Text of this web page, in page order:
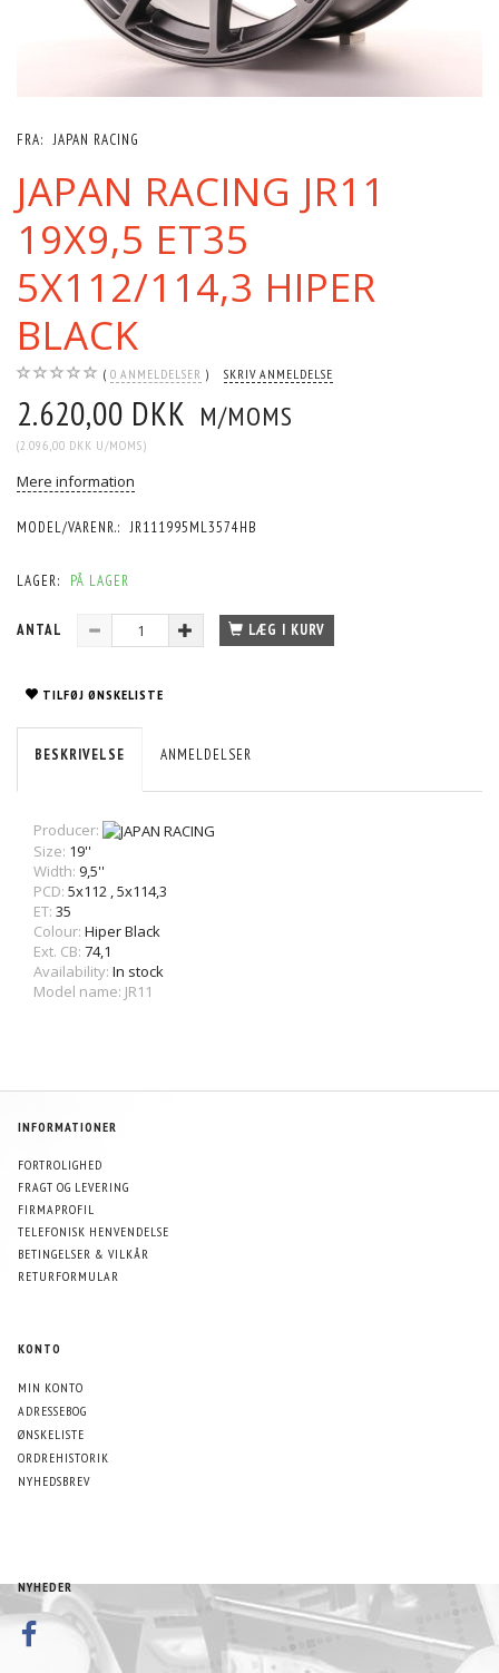
FRA: JAPAN RACING
JAPAN RACING JR11
19X9,5 ET35
5X112/114,3 HIPER
BLACK
0 ANMELDELSER SKRIV ANMELDELSE
2.620,00 DKK M/MOMS
(2.096,00 DKK U/MOMS)
Mere information
MODEL/VARENR.: JR111995ML3574HB
LAGER: PÅ LAGER
ANTAL LÆG I KURV
TILFØJ ØNSKELISTE
BESKRIVELSE ANMELDELSER
Producer:
Size: 19''
Width: 9,5''
PCD: 5x112 ,5x114,3
ET: 35
Colour: Hiper Black
Ext. CB: 74,1
Availability: In stock
Model name: JR11
INFORMATIONER
FORTROLIGHED
FRAGT OG LEVERING
FIRMAPROFIL
TELEFONISK HENVENDELSE
BETINGELSER & VILKÅR
RETURFORMULAR
KONTO
MIN KONTO
ADRESSEBOG
ØNSKELISTE
ORDREHISTORIK
NYHEDSBREV
NYHEDER